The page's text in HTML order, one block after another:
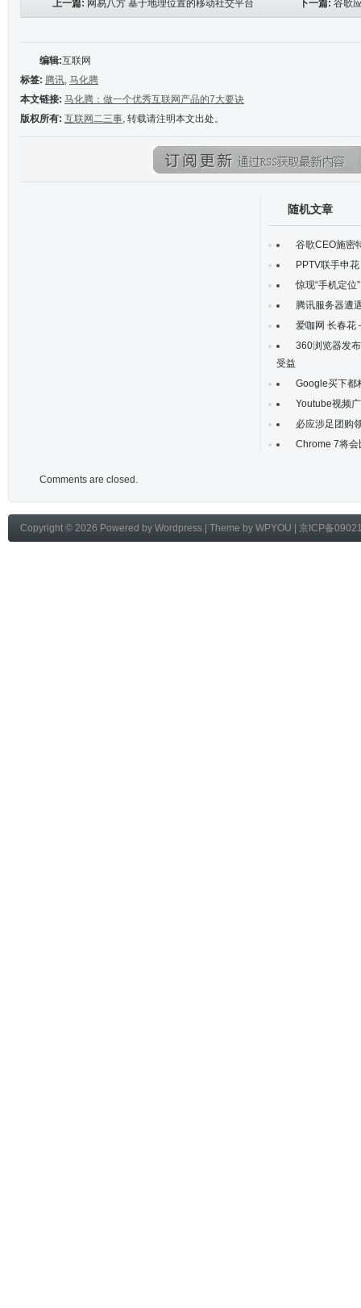
上一篇: 网易八方 基于地理位置的移动社交平台 下一篇: 谷歌
编辑:互联网
标签: 腾讯, 马化腾
本文链接: 马化腾：做一个优秀互联网产品的7大要诀
版权所有: 互联网二三事, 转载请注明本文出处。
随机文章
谷歌CEO施密
PPTV联手申
惊现“手机定位
腾讯服务器遭
爱咖网 长春花
360浏览器发
受益
Google买下都
Youtube视频
必应涉足团购
Chrome 7将
Comments are closed.
Copyright © 2026 Powered by Wordpress | Theme by WPYOU 京ICP备